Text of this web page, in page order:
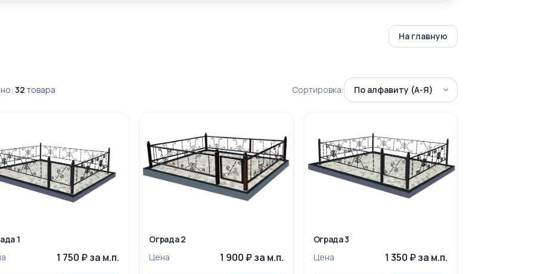
На главную
32 товара Сортировка:
1
1 750 ₽ за м.п.
Ограда 2
Цена
1 900 ₽ за м.п.
Ограда 3
Цена
1 350 ₽ за м.п.